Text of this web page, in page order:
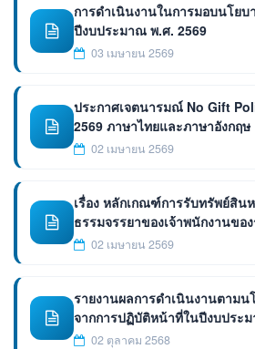
การดำเนินงานในการมอบนโย
ปีงบประมาณ พ.ศ. 2569
03 เมษายน 2569
ประกาศเจตนารมณ์ No Gift
2569 ภาษาไทยและภาษาอังกฤษ
02 เมษายน 2569
เรื่อง หลักเกณฑ์การรับทรัพย์สิน
ธรรมจรรยาของเจ้าพนักงานขอ
02 เมษายน 2569
รายงานผลการดำเนินงานตาม
จากการปฏิบัติหน้าที่ในปีงบประ
02 ตุลาคม 2568